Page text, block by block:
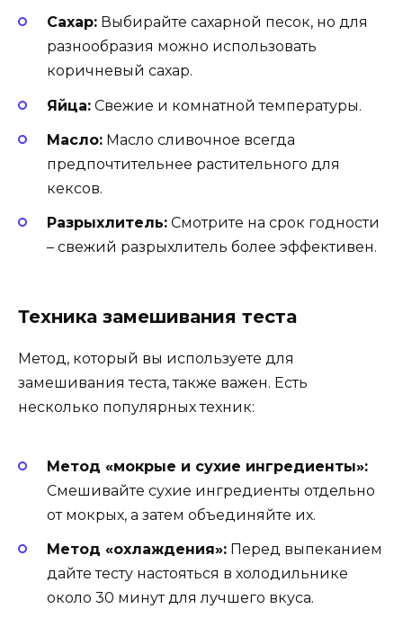
Сахар: Выбирайте сахарной песок, но для
разнообразия можно использовать
коричневый сахар.
Яйца: Свежие и комнатной температуры.
Масло: Масло сливочное всегда
предпочтительнее растительного для
кексов.
Разрыхлитель: Смотрите на срок годности
– свежий разрыхлитель более эффективен.
Техника замешивания теста
Метод, который вы используете для
замешивания теста, также важен. Есть
несколько популярных техник:
Метод «мокрые и сухие ингредиенты»:
Смешивайте сухие ингредиенты отдельно
от мокрых, а затем объединяйте их.
Метод «охлаждения»: Перед выпеканием
дайте тесту настояться в холодильнике
около 30 минут для лучшего вкуса.